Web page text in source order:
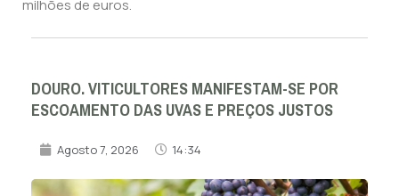
milhões de euros.
DOURO. VITICULTORES MANIFESTAM-SE POR
ESCOAMENTO DAS UVAS E PREÇOS JUSTOS
Agosto 7, 2026 14:34